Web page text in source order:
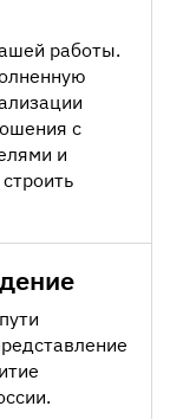
работы.
с
и